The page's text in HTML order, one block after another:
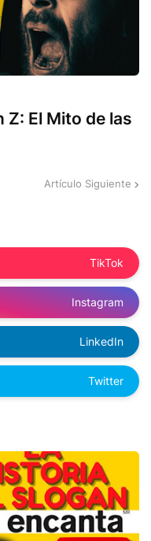
Z: El Mito de las
Artículo Siguiente
TikTok
Instagram
LinkedIn
Twitter